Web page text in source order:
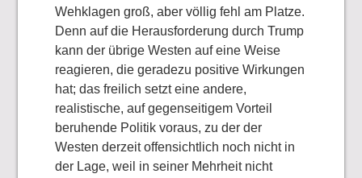
Wehklagen groß, aber völlig fehl am Platze.
Denn auf die Herausforderung durch Trump
kann der übrige Westen auf eine Weise
reagieren, die geradezu positive Wirkungen
hat; das freilich setzt eine andere,
realistische, auf gegenseitigem Vorteil
beruhende Politik voraus, zu der der
Westen derzeit offensichtlich noch nicht in
der Lage, weil in seiner Mehrheit nicht